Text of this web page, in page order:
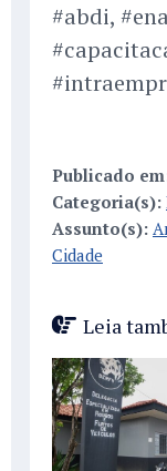
#abdi,
Publicado
Categoria(s):
Assunto(s):
Cidade
Leia